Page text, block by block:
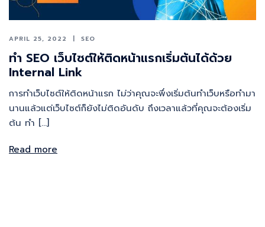
APRIL 25, 2022 SEO
ทำ SEO เว็บไซต์ให้ติดหน้าแรกเริ่มต้นได้ด้วย
Internal Link
การทำเว็บไซต์ให้ติดหน้าแรก ไม่ว่าคุณจะพึ่งเริ่มต้นทำเว็บหรือทำมา
นานแล้วแต่เว็บไซต์ก็ยังไม่ติดอันดับ ถึงเวลาแล้วที่คุณจะต้องเริ่ม
ต้น ทำ […]
Read more